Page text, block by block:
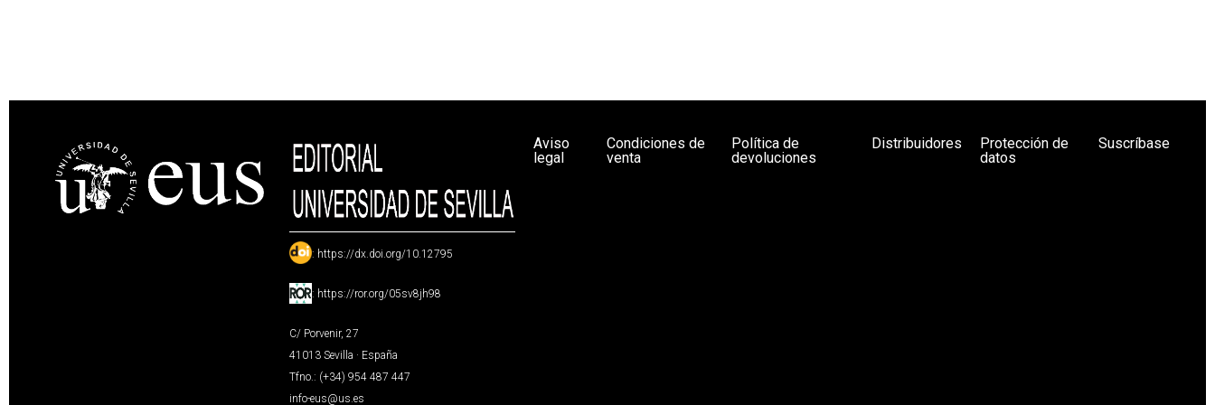
: https://dx.doi.org/10.12795
: https://ror.org/05sv8jh98
C/ Porvenir, 27
41013 Sevilla · España
Tfno.: (+34) 954 487 447
info-eus@us.es
Aviso
legal
Condiciones de
venta
Política de
devoluciones
Distribuidores
Protección de
datos
Suscríbase